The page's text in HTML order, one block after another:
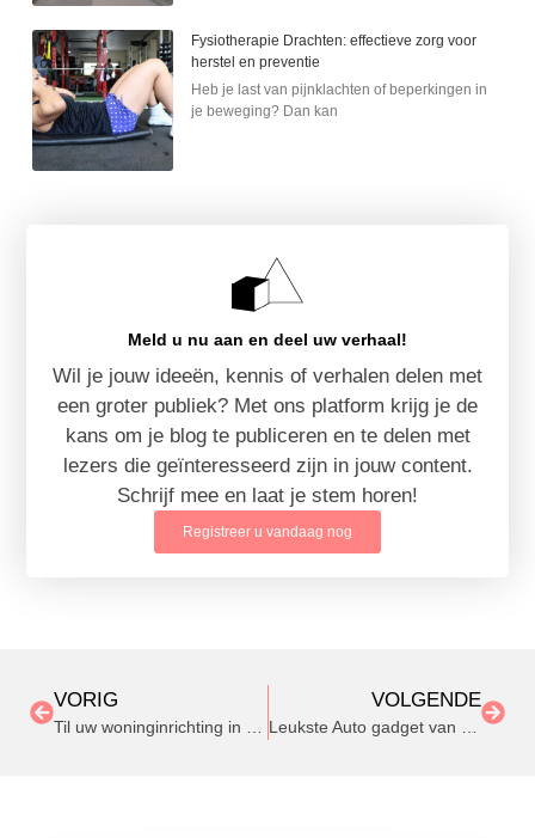
Fysiotherapie Drachten: effectieve zorg voor
herstel en preventie
Heb je last van pijnklachten of beperkingen in
je beweging? Dan kan
Meld u nu aan en deel uw verhaal!
Wil je jouw ideeën, kennis of verhalen delen met
een groter publiek? Met ons platform krijg je de
kans om je blog te publiceren en te delen met
lezers die geïnteresseerd zijn in jouw content.
Schrijf mee en laat je stem horen!
Registreer u vandaag nog
VORIG VOLGENDE